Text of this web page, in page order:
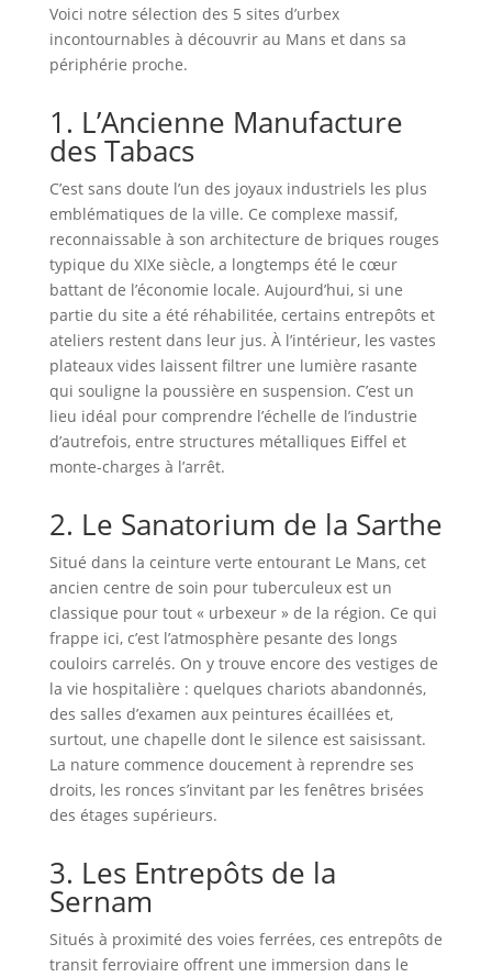
Voici notre sélection des 5 sites d’urbex
incontournables à découvrir au Mans et dans sa
périphérie proche.
1. L’Ancienne Manufacture
des Tabacs
C’est sans doute l’un des joyaux industriels les plus
emblématiques de la ville. Ce complexe massif,
reconnaissable à son architecture de briques rouges
typique du XIXe siècle, a longtemps été le cœur
battant de l’économie locale. Aujourd’hui, si une
partie du site a été réhabilitée, certains entrepôts et
ateliers restent dans leur jus. À l’intérieur, les vastes
plateaux vides laissent filtrer une lumière rasante
qui souligne la poussière en suspension. C’est un
lieu idéal pour comprendre l’échelle de l’industrie
d’autrefois, entre structures métalliques Eiffel et
monte-charges à l’arrêt.
2. Le Sanatorium de la Sarthe
Situé dans la ceinture verte entourant Le Mans, cet
ancien centre de soin pour tuberculeux est un
classique pour tout « urbexeur » de la région. Ce qui
frappe ici, c’est l’atmosphère pesante des longs
couloirs carrelés. On y trouve encore des vestiges de
la vie hospitalière : quelques chariots abandonnés,
des salles d’examen aux peintures écaillées et,
surtout, une chapelle dont le silence est saisissant.
La nature commence doucement à reprendre ses
droits, les ronces s’invitant par les fenêtres brisées
des étages supérieurs.
3. Les Entrepôts de la
Sernam
Situés à proximité des voies ferrées, ces entrepôts de
transit ferroviaire offrent une immersion dans le